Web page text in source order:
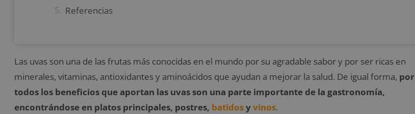
Referencias
Las uvas son una de las frutas más conocidas en el mundo por su agradable sabor y por ser ricas en
minerales, vitaminas, antioxidantes y aminoácidos que ayudan a mejorar la salud. De igual forma, por
todos los beneficios que aportan las uvas son una parte importante de la gastronomía,
encontrándose en platos principales, postres, batidosyvinos.